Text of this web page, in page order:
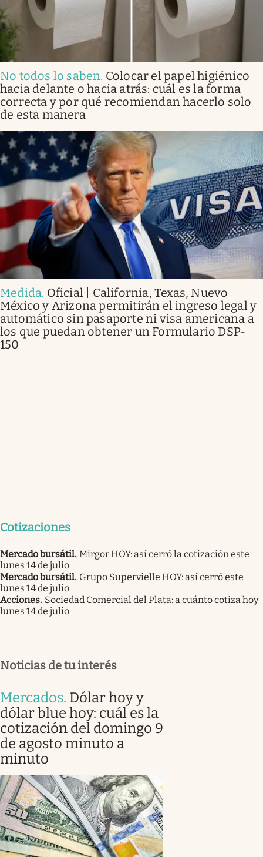
No todos lo saben. Colocar el papel higiénico
hacia delante o hacia atrás: cuál es la forma
correcta y por qué recomiendan hacerlo solo
de esta manera
Medida. Oficial | California, Texas, Nuevo
México y Arizona permitirán el ingreso legal y
automático sin pasaporte ni visa americana a
los que puedan obtener un Formulario DSP-
150
Cotizaciones
Mercado bursátil. Mirgor HOY: así cerró la cotización este
lunes 14 de julio
Mercado bursátil. Grupo Supervielle HOY: así cerró este
lunes 14 de julio
Acciones. Sociedad Comercial del Plata: a cuánto cotiza hoy
lunes 14 de julio
Noticias de tu interés
Mercados. Dólar hoy y
dólar blue hoy: cuál es la
cotización del domingo 9
de agosto minuto a
minuto